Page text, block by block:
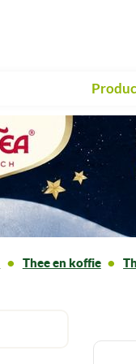
Thee en koffie